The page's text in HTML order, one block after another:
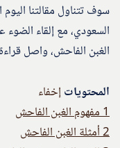
سوف تتناول مقالتنا
السعودي، مع إلقاء الضوء
الغبن الفاحش، واصل
المحتوياتإخفاء
1مفهوم الغبن الفاحش
2أمثلة الغبن الفاحش